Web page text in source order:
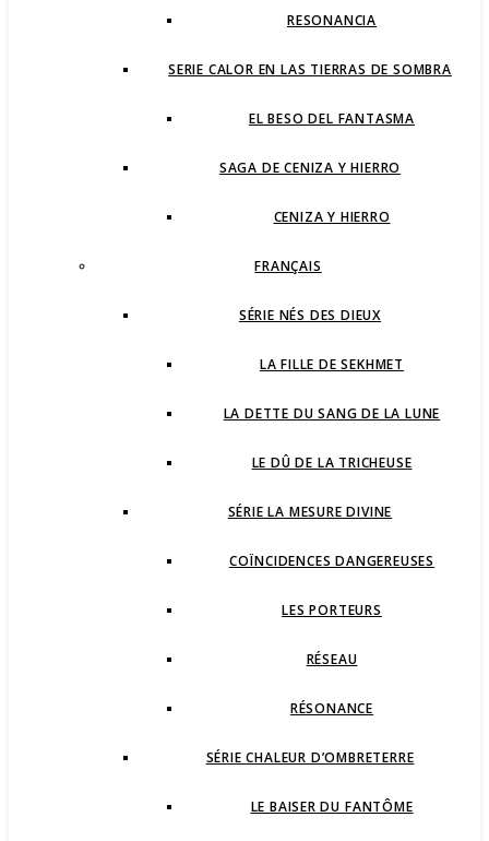
RESONANCIA
SERIE CALOR EN LAS TIERRAS DE SOMBRA
EL BESO DEL FANTASMA
SAGA DE CENIZA Y HIERRO
CENIZA Y HIERRO
FRANÇAIS
SÉRIE NÉS DES DIEUX
LA FILLE DE SEKHMET
LA DETTE DU SANG DE LA LUNE
LE DÛ DE LA TRICHEUSE
SÉRIE LA MESURE DIVINE
COÏNCIDENCES DANGEREUSES
LES PORTEURS
RÉSEAU
RÉSONANCE
SÉRIE CHALEUR D’OMBRETERRE
LE BAISER DU FANTÔME